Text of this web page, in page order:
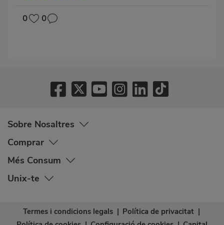
0 0
Sobre Nosaltres
Comprar
Més Consum
Unix-te
Termes i condicions legals | Política de privacitat |